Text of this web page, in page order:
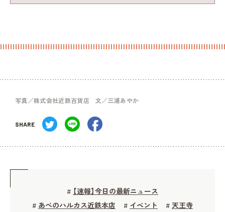
写真／株式会社近鉄百貨店 文／三浦あやか
SHARE
# 【速報】今日の最新ニュース
# あべのハルカス近鉄本店 # イベント # 天王寺